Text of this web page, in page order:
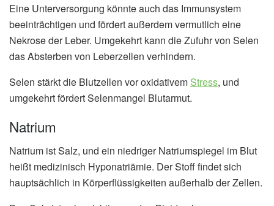
Eine Unterversorgung könnte auch das Immunsystem
beeinträchtigen und fördert außerdem vermutlich eine
Nekrose der Leber. Umgekehrt kann die Zufuhr von Selen
das Absterben von Leberzellen verhindern.
Selen stärkt die Blutzellen vor oxidativem Stress, und
umgekehrt fördert Selenmangel Blutarmut.
Natrium
Natrium ist Salz, und ein niedriger Natriumspiegel im Blut
heißt medizinisch Hyponatriämie. Der Stoff findet sich
hauptsächlich in Körperflüssigkeiten außerhalb der Zellen.